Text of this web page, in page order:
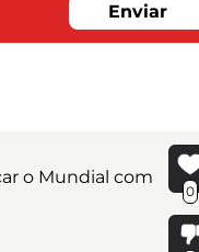
Enviar
o Mundial com
0